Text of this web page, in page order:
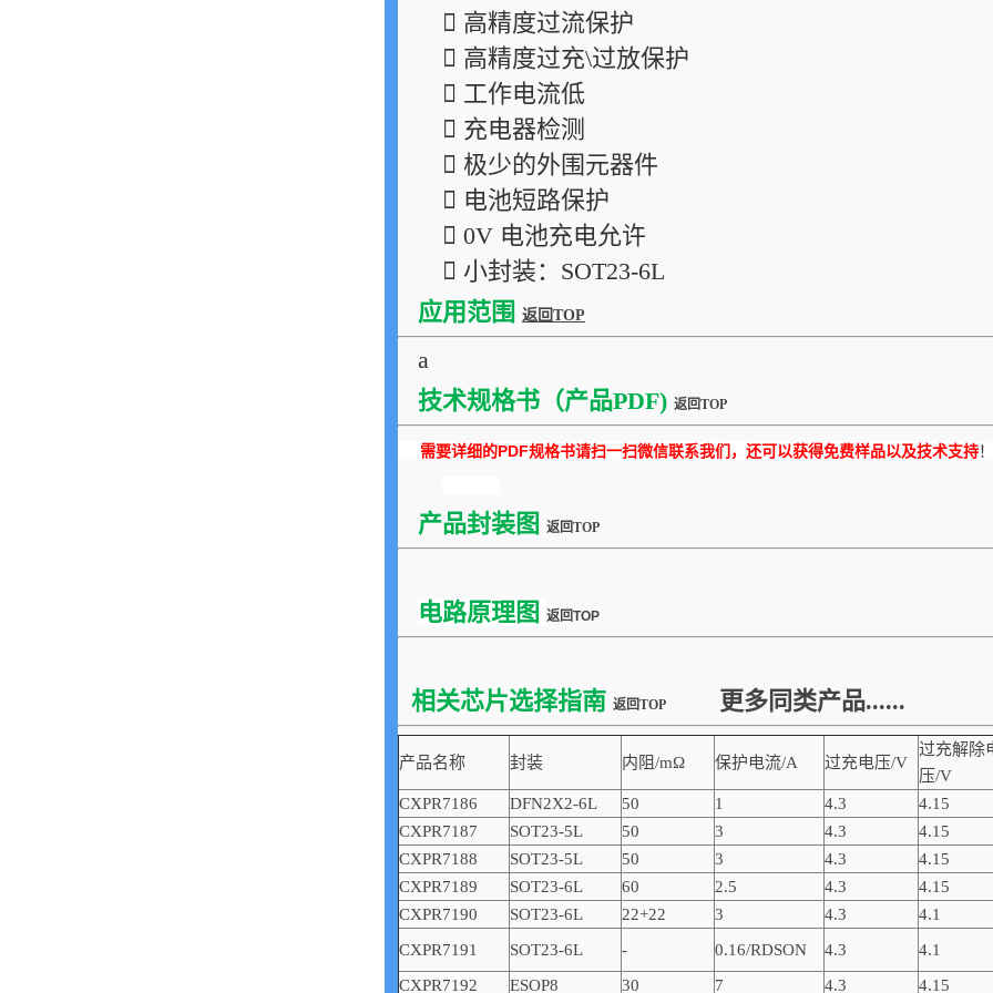
 高精度过流保护
 高精度过充\过放保护
 工作电流低
 充电器检测
 极少的外围元器件
 电池短路保护
 0V 电池充电允许
 小封装：SOT23-6L
应用范围 返回TOP
a
技术规格书（产品PDF) 返回TOP
需要详细的PDF规格书请扫一扫微信联系我们，还可以获得免费样品以及技术支持！
产品封装图 返回TOP
电路原理图 返回TOP
相关芯片选择指南 返回TOP 更多同类产品......
产品名称 封装 内阻/mΩ 保护电流/A 过充电压/V
过充解除
压/V
CXPR7186
DFN2X2-6L 50 1 4.3
4.15
CXPR7187
SOT23-5L 50 3 4.3
4.15
CXPR7188
SOT23-5L 50 3 4.3
4.15
CXPR7189
SOT23-6L 60 2.5 4.3
4.15
CXPR7190
SOT23-6L 22+22 3 4.3
4.1
CXPR7191
SOT23-6L - 0.16/RDSON 4.3
4.1
CXPR7192
ESOP8 30 7 4.3 4.15